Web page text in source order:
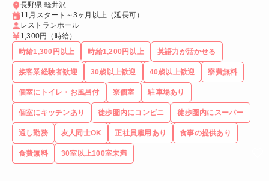
長野県 軽井沢
11月スタート～3ヶ月以上（延長可）
レストランホール
1,300円 （時給）
時給1,300円以上
時給1,200円以上 英語力が活かせる
接客業経験者歓迎 30歳以上歓迎 40歳以上歓迎 寮費無料
個室にトイレ・お風呂付 寮個室 駐車場あり
個室にキッチンあり 徒歩圏内にコンビニ 徒歩圏内にスーパー
通し勤務 友人同士OK 正社員雇用あり 食事の提供あり
食費無料 30室以上100室未満